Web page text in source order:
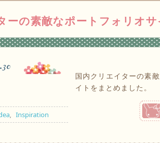
ーの素敵なポートフォリオ
国内クリエイターの素
イトをまとめました。
, Inspiration